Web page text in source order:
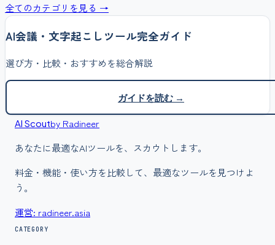
全てのカテゴリを見る →
AI会議・文字起こし ツール完全ガイド
選び方・比較・おすすめを総合解説
ガイドを読む →
AI Scoutby Radineer
あなたに最適なAIツールを、スカウトします。
料金・機能・使い方を比較して、最適なツールを見つけよ
う。
運営: radineer.asia
CATEGORY